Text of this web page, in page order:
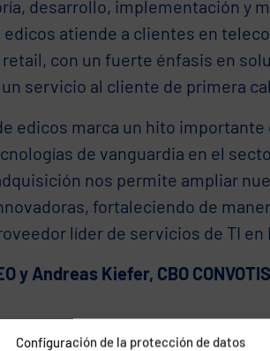
Configuración de la protección de datos
desarrollo, implementación y
atiende a clientes en
retail, con un fuerte énfasis en
servicio al cliente de primera
edicos marca un hito
de vanguardia en el
nos permite ampliar
fortaleciendo de
líder de servicios de TI en
y Andreas Kiefer, CBO CONVOTIS